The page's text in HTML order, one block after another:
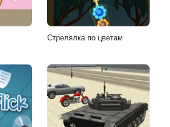
Стрелялка по цветам